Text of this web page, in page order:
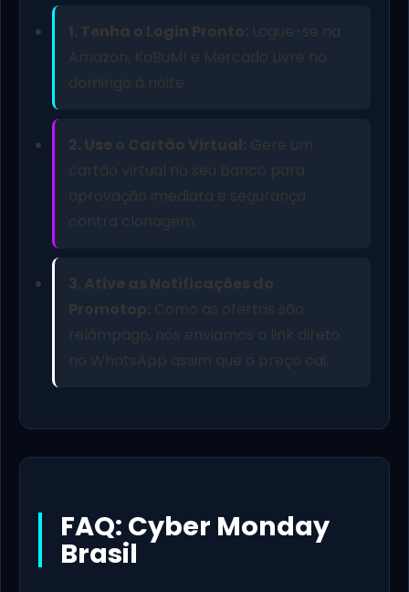
1. Tenha o Login Pronto: Logue-se na
Amazon, KaBuM! e Mercado Livre no
domingo à noite.
2. Use o Cartão Virtual: Gere um
cartão virtual no seu banco para
aprovação imediata e segurança
contra clonagem.
3. Ative as Notificações do
Promotop: Como as ofertas são
relâmpago, nós enviamos o link direto
no WhatsApp assim que o preço cai.
FAQ: Cyber Monday
Brasil